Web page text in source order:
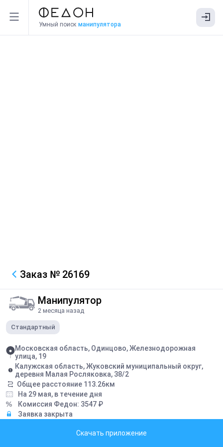
Умный поиск манипулятора
Заказ № 26169
Манипулятор
2 месяца назад
Стандартный
Московская область, Одинцово, Железнодорожная
улица, 19
Калужская область, Жуковский муниципальный округ,
деревня Малая Росляковка, 38/2
Общее расстояние 113.26км
На 29 мая, в течение дня
Комиссия Федон: 3547 ₽
Заявка закрыта
Скачать приложение